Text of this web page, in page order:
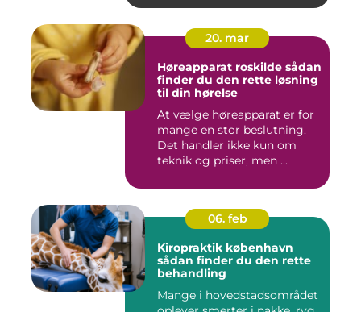
20. mar
Høreapparat roskilde sådan
finder du den rette løsning
til din hørelse
At vælge høreapparat er for
mange en stor beslutning.
Det handler ikke kun om
teknik og priser, men ...
06. feb
Kiropraktik københavn
sådan finder du den rette
behandling
Mange i hovedstadsområdet